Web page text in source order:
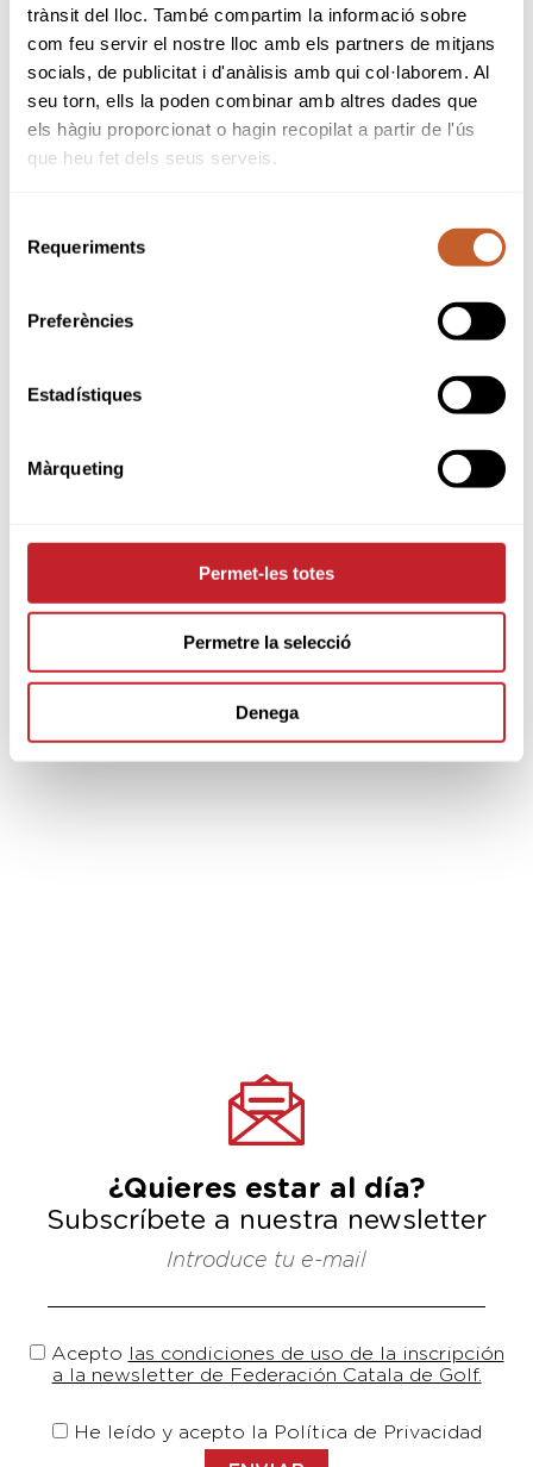
trànsit del lloc. També compartim la informació sobre
com feu servir el nostre lloc amb els partners de mitjans
socials, de publicitat i d'anàlisis amb qui col·laborem. Al
seu torn, ells la poden combinar amb altres dades que
els hàgiu proporcionat o hagin recopilat a partir de l'ús
que heu fet dels seus serveis.
Requeriments
Preferències
Estadístiques
Màrqueting
Permet-les totes
Permetre la selecció
Denega
volver a noticias
¿Quieres estar al día?
Subscríbete a nuestra newsletter
Introduce tu e-mail
Acepto las condiciones de uso de la inscripción
a la newsletter de Federación Catala de Golf.
He leído y acepto la Política de Privacidad